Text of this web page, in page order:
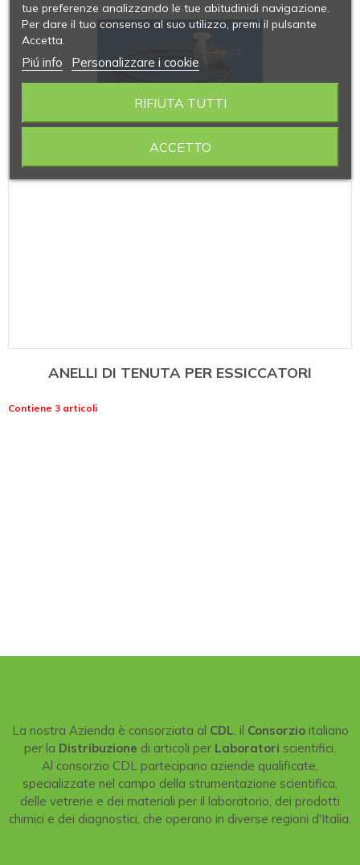
ANELLI DI TENUTA PER ESSICCATORI
Contiene 3 articoli
La nostra Azienda è consorziata al CDL , il Consorzioitaliano
per la Distribuzione di articoli per Laboratori scientifici.
Al consorzio CDL partecipano aziende qualificate,
specializzate nel campo della strumentazione scientifica,
delle vetrerie e dei materiali per il laboratorio, dei prodotti
chimici e dei diagnostici, che operano in diverse regioni d'Italia.
tue preferenze analizzando le tue abitudinidi navigazione.
Per dare il tuo consenso al suo utilizzo, premi il pulsante
Accetta.
Piú info Personalizzare i cookie
RIFIUTA TUTTI
ACCETTO